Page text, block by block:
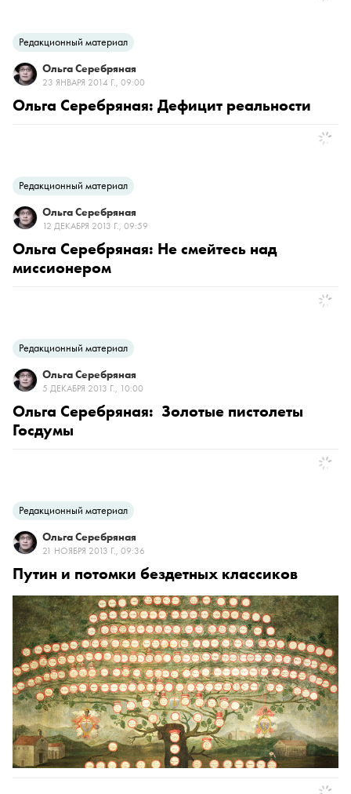
Редакционный материал
Ольга Серебряная
23 ЯНВАРЯ 2014 Г., 09:00
Ольга Серебряная: Дефицит реальности
Редакционный материал
Ольга Серебряная
12 ДЕКАБРЯ 2013 Г., 09:59
Ольга Серебряная: Не смейтесь над
миссионером
Редакционный материал
Ольга Серебряная
5 ДЕКАБРЯ 2013 Г., 10:00
Ольга Серебряная: Золотые пистолеты
Госдумы
Редакционный материал
Ольга Серебряная
21 НОЯБРЯ 2013 Г., 09:36
Путин и потомки бездетных классиков